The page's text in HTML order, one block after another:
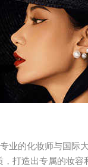
业的化妆师与国际
打造出专属的妆容